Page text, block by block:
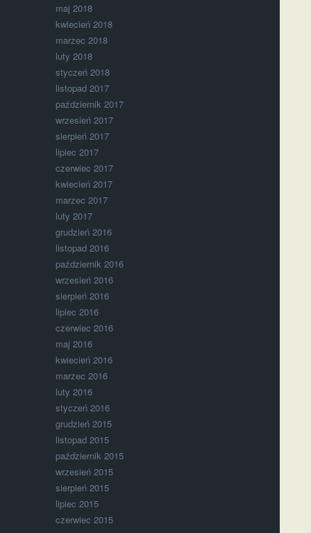
maj 2018
kwiecień 2018
marzec 2018
luty 2018
styczeń 2018
listopad 2017
październik 2017
wrzesień 2017
sierpień 2017
lipiec 2017
czerwiec 2017
kwiecień 2017
marzec 2017
luty 2017
grudzień 2016
listopad 2016
październik 2016
wrzesień 2016
sierpień 2016
lipiec 2016
czerwiec 2016
maj 2016
kwiecień 2016
marzec 2016
luty 2016
styczeń 2016
grudzień 2015
listopad 2015
październik 2015
wrzesień 2015
sierpień 2015
lipiec 2015
czerwiec 2015